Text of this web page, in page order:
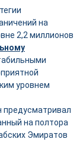
на
2,2 миллионов
уровнем
предусматривал
на полтора
Эмиратов